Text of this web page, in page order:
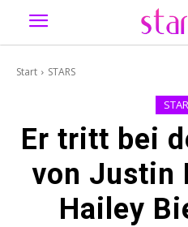
Start STARS
Er tritt bei
von Justin
Hailey